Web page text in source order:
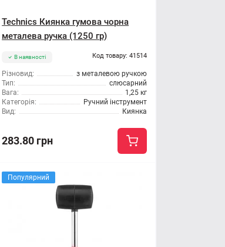
Technics Киянка гумова чорна
металева ручка (1250 гр)
В наявності Код товару: 41514
Різновид:
з металевою ручкою
Тип:
слюсарний
Вага:
1,25 кг
Категорія:
Ручний інструмент
Вид:
Киянка
283.80 грн
Популярний